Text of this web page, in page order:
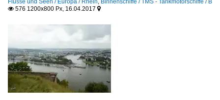
Flüsse und Seen / Europa / Rhein, Binnenschiffe / TMS - Tankmotorschiffe / B
 576 1200x800 Px, 16.04.2017 